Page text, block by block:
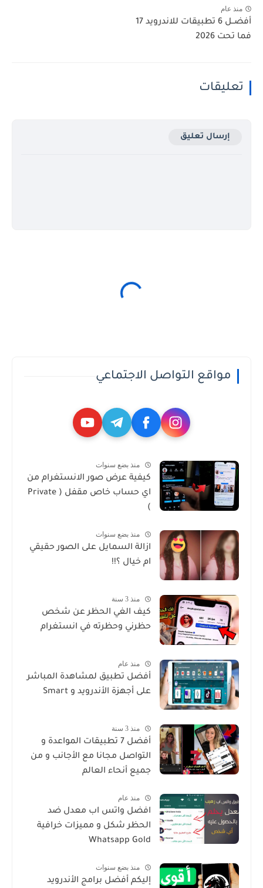
منذ عام
أفضــل 6 تطبيقات للاندرويد 17
فما تحت 2026
تعليقات
إرسال تعليق
مواقع التواصل الاجتماعي
منذ بضع سنوات
كيفية عرض صور الانستغرام من
اي حساب خاص مقفل ( Private
)
منذ بضع سنوات
ازالة السمايل على الصور حقيقي
ام خيال ؟!!
منذ 3 سنة
كيف الغي الحظر عن شخص
حظرني وحظرته في انستغرام
منذ عام
أفضل تطبيق لمشاهدة المباشر
على أجهزة الأندرويد و Smart
منذ 3 سنة
أفضل 7 تطبيقات المواعدة و
التواصل مجانا مع الأجانب و من
جميع أنحاء العالم
منذ عام
افضل واتس اب معدل ضد
الحظر شكل و مميزات خرافية
Whatsapp Gold
منذ بضع سنوات
إليكم أفضل برامج الأندرويد